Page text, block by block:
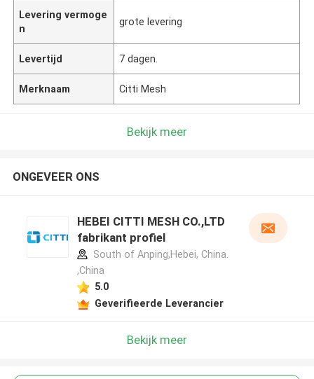
Levering vermoge
n
grote levering
Levertijd 7 dagen.
Merknaam Citti Mesh
Bekijk meer
ONGEVEER ONS
HEBEI CITTI MESH CO.,LTD
fabrikant profiel
South of Anping,Hebei, China.
,China
5.0
Geverifieerde Leverancier
Bekijk meer